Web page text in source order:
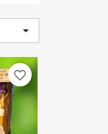

favorite_border